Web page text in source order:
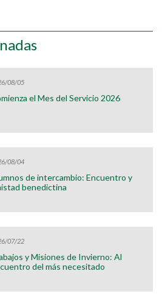
08/05
el Mes del Servicio 2026
08/04
de intercambio: Encuentro y
benedictina
07/22
y Misiones de Invierno: Al
del más necesitado